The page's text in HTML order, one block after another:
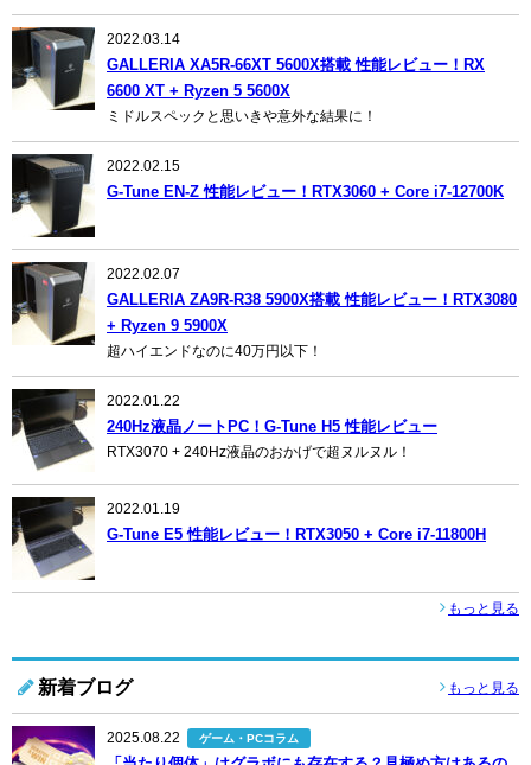
2022.03.14
GALLERIA XA5R-66XT 5600X搭載 性能レビュー！RX
6600 XT + Ryzen 5 5600X
ミドルスペックと思いきや意外な結果に！
2022.02.15
G-Tune EN-Z 性能レビュー！RTX3060 + Core i7-12700K
2022.02.07
GALLERIA ZA9R-R38 5900X搭載 性能レビュー！RTX3080
+ Ryzen 9 5900X
超ハイエンドなのに40万円以下！
2022.01.22
240Hz液晶ノートPC！G-Tune H5 性能レビュー
RTX3070 + 240Hz液晶のおかげで超ヌルヌル！
2022.01.19
G-Tune E5 性能レビュー！RTX3050 + Core i7-11800H
もっと見る
新着ブログ もっと見る
2025.08.22 ゲーム・PCコラム